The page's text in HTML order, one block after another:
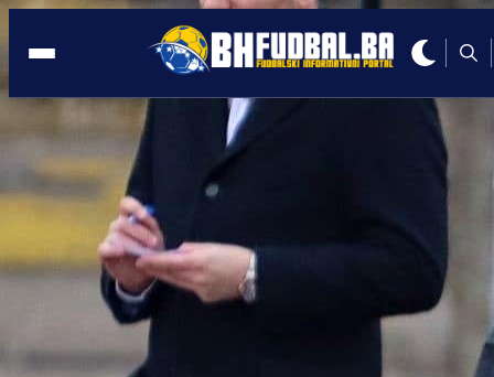
10:40, 14.05.2026